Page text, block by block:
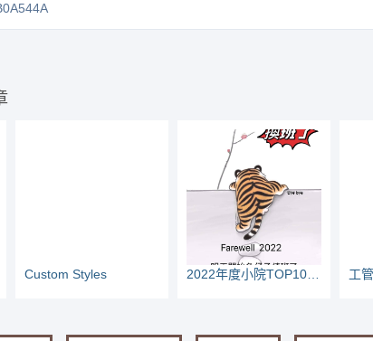
Custom Styles 2022年度小院TOP10文章